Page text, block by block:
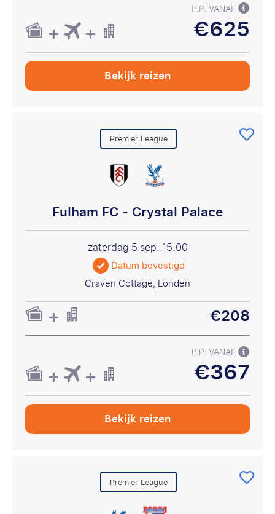
P.P. VANAF
€625
Bekijk reizen
Premier League
Fulham FC - Crystal Palace
zaterdag 5 sep. 15:00
Datum bevestigd
Craven Cottage, Londen
€208
P.P. VANAF
€367
Bekijk reizen
Premier League